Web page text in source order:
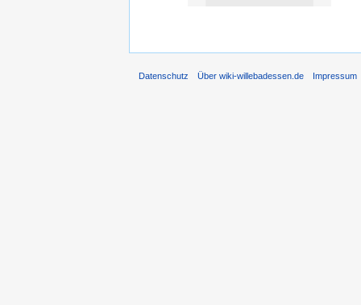
Datenschutz Über wiki-willebadessen.de Impressum